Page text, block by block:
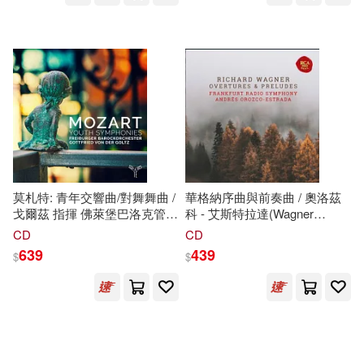
復旦大學當代國外馬克思主義研究
中心(24)
本書編委會(24) 河合單(24)
潘小云(24) 熊谷杏子(24)
鄭淵潔(24) (加)布爾喬亞(23)
廣州百田信息科技有限公司(23)
東方出版社(189)
湖南文藝出版社(189)
南京大學出版社(188)
二十一世紀出版社(182)
莫札特: 青年交響曲/對舞舞曲 /
戈爾茲 指揮 佛萊堡巴洛克管弦
樂團 (CD)(Mozart: Youth
Barockorchester, Gottfried von
CD
$639
華格納序曲與前奏曲 / 奧洛茲
科 - 艾斯特拉達(Wagner
Overtures and Preludes /
CD
$439